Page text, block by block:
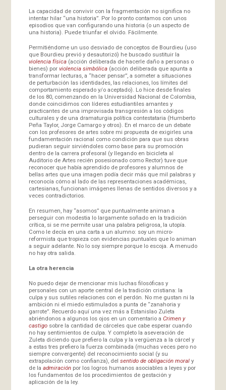
La capacidad de convivir con la fragmentación no significa no
intentar hilar “una historia”. Por lo pronto contamos con unos
episodios que van configurando una historia (o un aspecto de
una historia). Puede triunfar el olvido. Fácilmente.
Permitiéndome un uso desviado de conceptos de Bourdieu (uso
que Bourdieu previó y desautorizó) he buscado sustituir la
violencia física(acción deliberada de hacerle daño a personas o
bienes) por violencia simbólica(acción deliberada que apunta a
transformar lecturas, a “hacer pensar”, a someter a situaciones
de perturbación las identidades, las relaciones, los límites del
comportamiento esperado y/o aceptado). Lo hice desde finales
de los 80, comenzando en la Universidad Nacional de Colombia,
donde coincidimos con líderes estudiantiles amantes y
practicantes de una improvisada transgresión a los códigos
culturales y de una dramaturgia política contestataria (Humberto
Peña Taylor, Jorge Camargo y otros). En el marco de un debate
con los profesores de artes sobre mi propuesta de exigirles una
fundamentación racional como condición para que sus obras
pudieran seguir sirviéndoles como base para su promoción
dentro de la carrera profesoral (y llegando en bicicleta al
Auditorio de Artes recién posesionado como Rector) tuve que
reconocer que había aprendido de profesores y alumnos de
bellas artes que una imagen podía decir más que mil palabras y
reconocía cómo al lado de las representaciones académicas,
cartesianas, funcionan imágenes llenas de sentidos diversos y a
veces contradictorios.
En resumen, hay “asomos” que puntualmente animan a
perseguir con modestia lo largamente soñado en la tradición
crítica, si se me permite usar una palabra peligrosa, la utopía.
Como le decía en una carta a un alumno: soy un micro-
reformista que tropieza con evidencias puntuales que lo animan
a seguir adelante. No lo soy siempre porque lo escoja. A menudo
no hay otra salida.
La otra herencia
No puedo dejar de mencionar mis luchas filosóficas y
personales con un aporte central de la tradición cristiana: la
culpa y sus sutiles relaciones con el perdón. No me gustan ni la
ambición ni el miedo estimulados a punta de “zanahoria y
garrote”. Recuerdo aquí una vez más a Estanislao Zuleta
abriéndonos a algunos los ojos en un comentario a Crimen y
castigosobre la cantidad de cárceles que cabe esperar cuando
no hay sentimientos de culpa. Y completo la aseveración de
Zuleta diciendo que prefiero la culpa y la vergüenza a la cárcel y
a estas tres prefiero la fuerza combinada (muchas veces pero no
siempre convergente) del reconocimiento social (y su
extrapolación como confianza), del sentido de obligación moraly
de la admiraciónpor los logros humanos asociables a leyes y por
los fundamentos de los procedimientos de gestación y
aplicación de la ley.